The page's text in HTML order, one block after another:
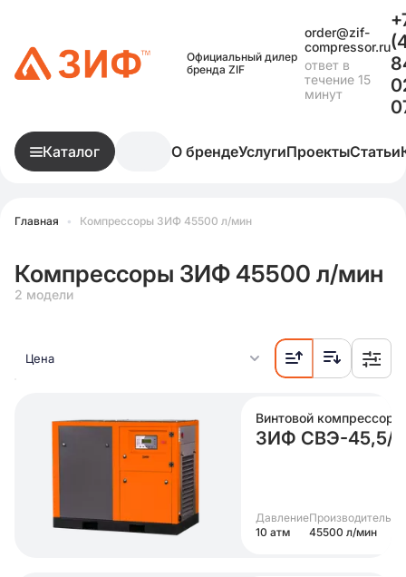
Официальный дилер
бренда ZIF
order@zif-
compressor.ru
ответ в
течение 15
минут
Каталог О брендеУслугиПроектыСтатьи
Главная • Компрессоры ЗИФ 45500 л/мин
Компрессоры ЗИФ 45500 л/мин
2 модели
Цена
Винтовой компрессор
ЗИФ СВЭ-45,5/
Давление
10 атм
45500 л/мин